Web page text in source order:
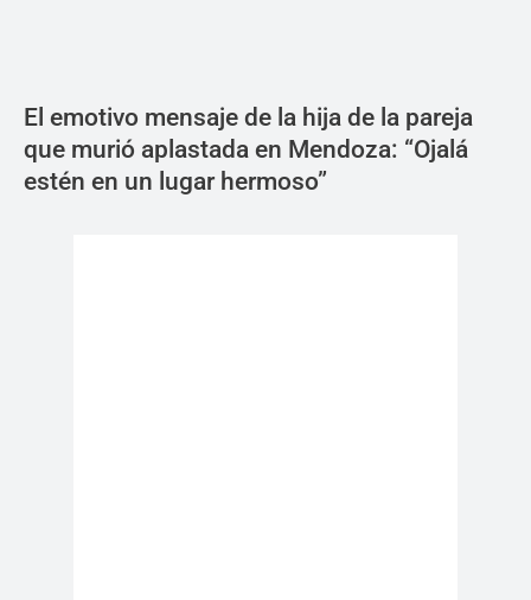
El emotivo mensaje de la hija de la pareja
que murió aplastada en Mendoza: “Ojalá
estén en un lugar hermoso”